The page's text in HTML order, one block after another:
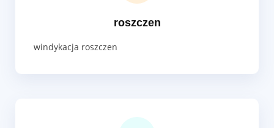
roszczen
windykacja roszczen